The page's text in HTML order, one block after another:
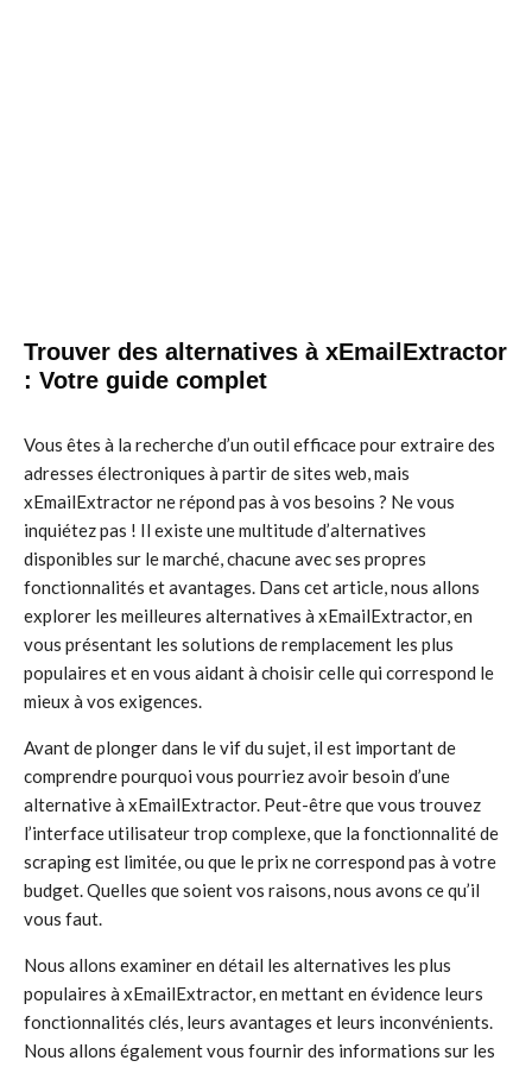
Trouver des alternatives à xEmailExtractor
: Votre guide complet
Vous êtes à la recherche d’un outil efficace pour extraire des
adresses électroniques à partir de sites web, mais
xEmailExtractor ne répond pas à vos besoins ? Ne vous
inquiétez pas ! Il existe une multitude d’alternatives
disponibles sur le marché, chacune avec ses propres
fonctionnalités et avantages. Dans cet article, nous allons
explorer les meilleures alternatives à xEmailExtractor, en
vous présentant les solutions de remplacement les plus
populaires et en vous aidant à choisir celle qui correspond le
mieux à vos exigences.
Avant de plonger dans le vif du sujet, il est important de
comprendre pourquoi vous pourriez avoir besoin d’une
alternative à xEmailExtractor. Peut-être que vous trouvez
l’interface utilisateur trop complexe, que la fonctionnalité de
scraping est limitée, ou que le prix ne correspond pas à votre
budget. Quelles que soient vos raisons, nous avons ce qu’il
vous faut.
Nous allons examiner en détail les alternatives les plus
populaires à xEmailExtractor, en mettant en évidence leurs
fonctionnalités clés, leurs avantages et leurs inconvénients.
Nous allons également vous fournir des informations sur les